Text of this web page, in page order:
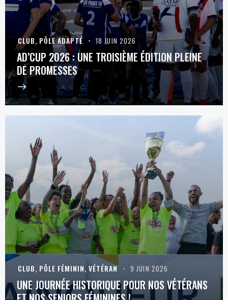
CLUB, PÔLE ADAPTÉ 18 JUIN 2026
AD’CUP 2026 : UNE TROISIÈME ÉDITION PLEINE
DE PROMESSES
CLUB, PÔLE FÉMININ, VÉTÉRAN 9 JUIN 2026
UNE JOURNÉE HISTORIQUE POUR NOS VÉTÉRANS